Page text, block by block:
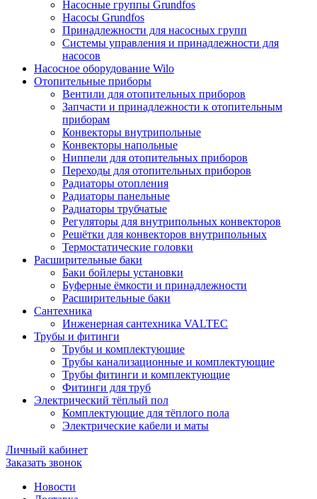
Насосные группы Grundfos
Насосы Grundfos
Принадлежности для насосных групп
Системы управления и принадлежности для
насосов
Насосное оборудование Wilo
Отопительные приборы
Вентили для отопительных приборов
Запчасти и принадлежности к отопительным
приборам
Конвекторы внутрипольные
Конвекторы напольные
Ниппели для отопительных приборов
Переходы для отопительных приборов
Радиаторы отопления
Радиаторы панельные
Радиаторы трубчатые
Регуляторы для внутрипольных конвекторов
Решётки для конвекторов внутрипольных
Термостатические головки
Расширительные баки
Баки бойлеры установки
Буферные ёмкости и принадлежности
Расширительные баки
Сантехника
Инженерная сантехника VALTEC
Трубы и фитинги
Трубы и комплектующие
Трубы канализационные и комплектующие
Трубы фитинги и комплектующие
Фитинги для труб
Электрический тёплый пол
Комплектующие для тёплого пола
Электрические кабели и маты
Личный кабинет
Заказать звонок
Новости